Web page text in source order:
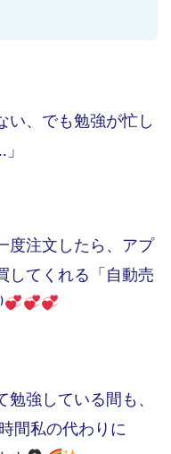
い、でも勉強が忙し
度注文したら、アプ
してくれる「自動売
強している間も、
間私の代わりに